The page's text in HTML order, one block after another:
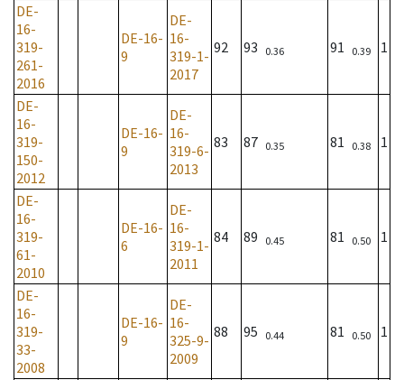
DE-
16-
319-
261-
2016
DE-16-
9
DE-
16-
319-1-
2017
92 93 0.36 91 0.39 1
DE-
16-
319-
150-
2012
DE-16-
9
DE-
16-
319-6-
2013
83 87 0.35 81 0.38 1
DE-
16-
319-
61-
2010
DE-16-
6
DE-
16-
319-1-
2011
84 89 0.45 81 0.50 1
DE-
16-
319-
33-
2008
DE-16-
9
DE-
16-
325-9-
2009
88 95 0.44 81 0.50 1